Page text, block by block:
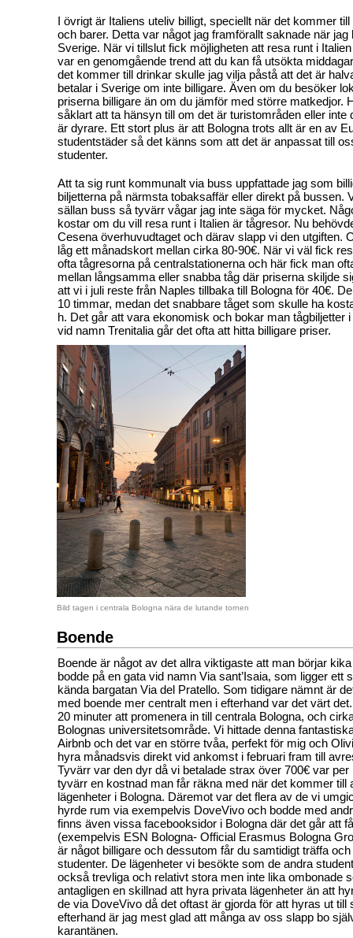
I övrigt är Italiens uteliv billigt, speciellt när det kommer
och barer. Detta var något jag framförallt saknade när jag
Sverige. När vi tillslut fick möjligheten att resa runt i
var en genomgående trend att du kan få utsökta
det kommer till drinkar skulle jag vilja påstå att det är
betalar i Sverige om inte billigare. Även om du besöker
priserna billigare än om du jämför med större matkedjor.
såklart att ta hänsyn till om det är turistområden eller inte
är dyrare. Ett stort plus är att Bologna trots allt är en av
studentstäder så det känns som att det är anpassat till
studenter.
Att ta sig runt kommunalt via buss uppfattade jag som
biljetterna på närmsta tobaksaffär eller direkt på bussen.
sällan buss så tyvärr vågar jag inte säga för mycket.
kostar om du vill resa runt i Italien är tågresor. Nu
Cesena överhuvudtaget och därav slapp vi den utgiften.
låg ett månadskort mellan cirka 80-90€. När vi väl fick
ofta tågresorna på centralstationerna och här fick man
mellan långsamma eller snabba tåg där priserna skiljde
att vi i juli reste från Naples tillbaka till Bologna för 40€.
10 timmar, medan det snabbare tåget som skulle ha
h. Det går att vara ekonomisk och bokar man tågbiljetter
vid namn Trenitalia går det ofta att hitta billigare priser.
Bild tagen i centrala Bologna nära de lutande tornen
Boende
Boende är något av det allra viktigaste att man börjar
bodde på en gata vid namn Via sant’Isaia, som ligger ett
kända bargatan Via del Pratello. Som tidigare nämnt är
med boende mer centralt men i efterhand var det värt
20 minuter att promenera in till centrala Bologna, och
Bolognas universitetsområde. Vi hittade denna
Airbnb och det var en större tvåa, perfekt för mig och
hyra månadsvis direkt vid ankomst i februari fram till
Tyvärr var den dyr då vi betalade strax över 700€ var per
tyvärr en kostnad man får räkna med när det kommer till
lägenheter i Bologna. Däremot var det flera av de vi
hyrde rum via exempelvis DoveVivo och bodde med
finns även vissa facebooksidor i Bologna där det går att
(exempelvis ESN Bologna- Official Erasmus Bologna
är något billigare och dessutom får du samtidigt träffa
studenter. De lägenheter vi besökte som de andra
också trevliga och relativt stora men inte lika ombonade
antagligen en skillnad att hyra privata lägenheter än att
de via DoveVivo då det oftast är gjorda för att hyras ut till
efterhand är jag mest glad att många av oss slapp bo
karantänen.